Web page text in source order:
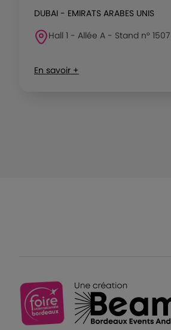
DUBAI - EMIRATS ARABES UNIS
Hall 1 - Allée A - Stand n° 1507
En savoir +